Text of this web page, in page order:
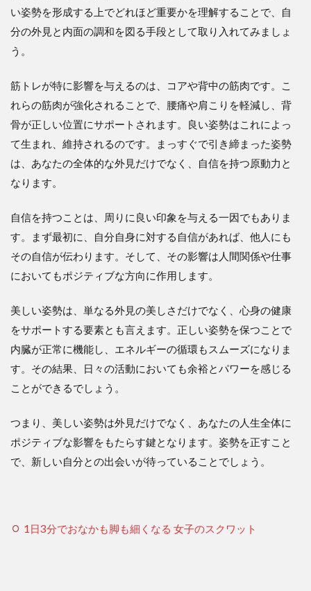
い姿勢を形成する上でどれほど重要かを理解することで、自
分の外見と内面の調和を図る手段として取り入れてみましょ
う。
筋トレが特に影響を与えるのは、コアや背中の筋肉です。こ
れらの筋肉が強化されることで、腰痛や肩こりを軽減し、背
骨が正しい位置にサポートされます。良い姿勢はこれによっ
て生まれ、維持されるのです。まっすぐで引き締まった姿勢
は、あなたの全体的な外見だけでなく、自信を持つ原動力と
なります。
自信を持つことは、周りに良い印象を与える一因でもありま
す。まず最初に、自分自身に対する自信があれば、他人にも
その自信が伝わります。そして、その影響は人間関係や仕事
においてもポジティブな方向に作用します。
美しい姿勢は、単なる外見の美しさだけでなく、心身の健康
をサポートする要素とも言えます。正しい姿勢を保つことで
内臓が正常に機能し、エネルギーの循環もスムーズになりま
す。その結果、日々の活動においても余裕とパワーを感じる
ことができるでしょう。
つまり、美しい姿勢は外見だけでなく、あなたの人生全体に
ポジティブな影響をもたらす鍵となります。姿勢を正すこと
で、新しい自分との出会いが待っていることでしょう。
1日3分でおなかも脚も細くなる 女子のスクワット